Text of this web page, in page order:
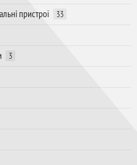
пристрої 33
3